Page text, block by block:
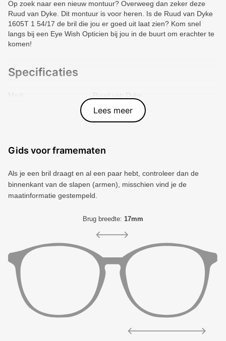
Op zoek naar een nieuw montuur? Overweeg dan zeker deze
Ruud van Dyke. Dit montuur is voor heren. Is de Ruud van Dyke
1605T 1 54/17 de bril die jou er goed uit laat zien? Kom snel
langs bij een Eye Wish Opticien bij jou in de buurt om erachter te
komen!
Specificaties
Merk
Ruud van Dyke
Zwart
Metal
Lees meer
Gids voor framematen
Als je een bril draagt ​​en al een paar hebt, controleer dan de
binnenkant van de slapen (armen), misschien vind je de
maatinformatie gestempeld.
Brug breedte: 17mm